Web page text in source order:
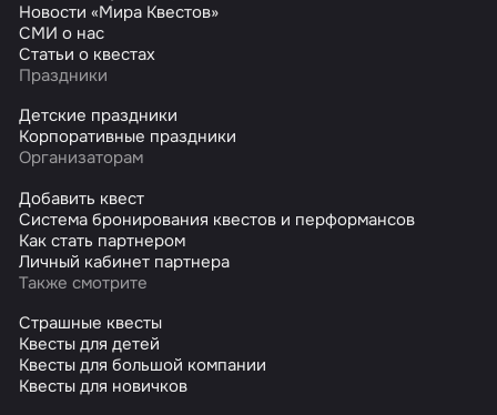
Новости «Мира Квестов»
СМИ о нас
Статьи о квестах
Праздники
Детские праздники
Корпоративные праздники
Организаторам
Добавить квест
Система бронирования квестов и перформансов
Как стать партнером
Личный кабинет партнера
Также смотрите
Страшные квесты
Квесты для детей
Квесты для большой компании
Квесты для новичков